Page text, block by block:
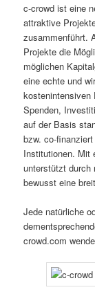
c-crowd ist eine
attraktive
zusammenführt.
Projekte die
möglichen
eine echte und
kostenintensiven
Spenden,
auf der Basis
bzw. co-
Institutionen. Mit
unterstützt durch
bewusst eine
Jede natürliche
crowd.com